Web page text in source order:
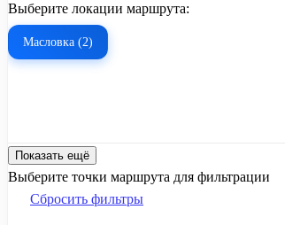
Выберите локации маршрута:
Масловка (2)
Показать ещё
Выберите точки маршрута для фильтрации
Сбросить фильтры